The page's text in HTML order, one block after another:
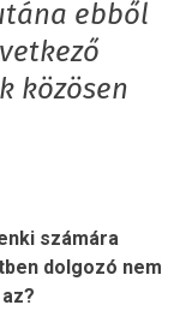
ebből
közösen
számára
dolgozó nem